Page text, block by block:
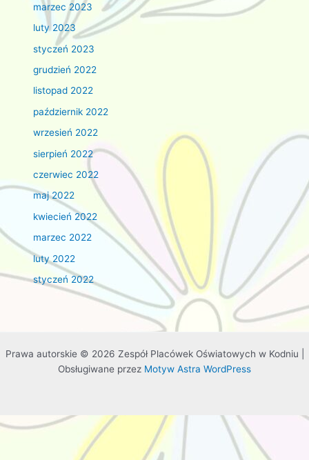
marzec 2023
luty 2023
styczeń 2023
grudzień 2022
listopad 2022
październik 2022
wrzesień 2022
sierpień 2022
czerwiec 2022
maj 2022
kwiecień 2022
marzec 2022
luty 2022
styczeń 2022
Prawa autorskie © 2026 Zespół Placówek Oświatowych w Kodniu |
Obsługiwane przez Motyw Astra WordPress